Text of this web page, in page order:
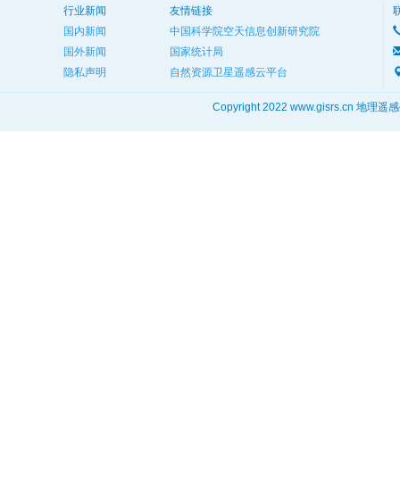
行业新闻
国内新闻
国外新闻
隐私声明
友情链接
中国科学院空天信息创新研究院
国家统计局
自然资源卫星遥感云平台
Copyright 2022 www.gisrs.cn 地理遥